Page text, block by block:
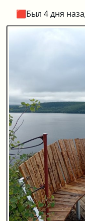
🟥Был 4 дня